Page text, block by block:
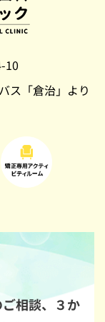
10
ス「倉治」より
相談、 ３か